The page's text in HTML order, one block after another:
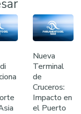
Nueva
Terminal
de
Cruceros:
Impacto en
el Puerto